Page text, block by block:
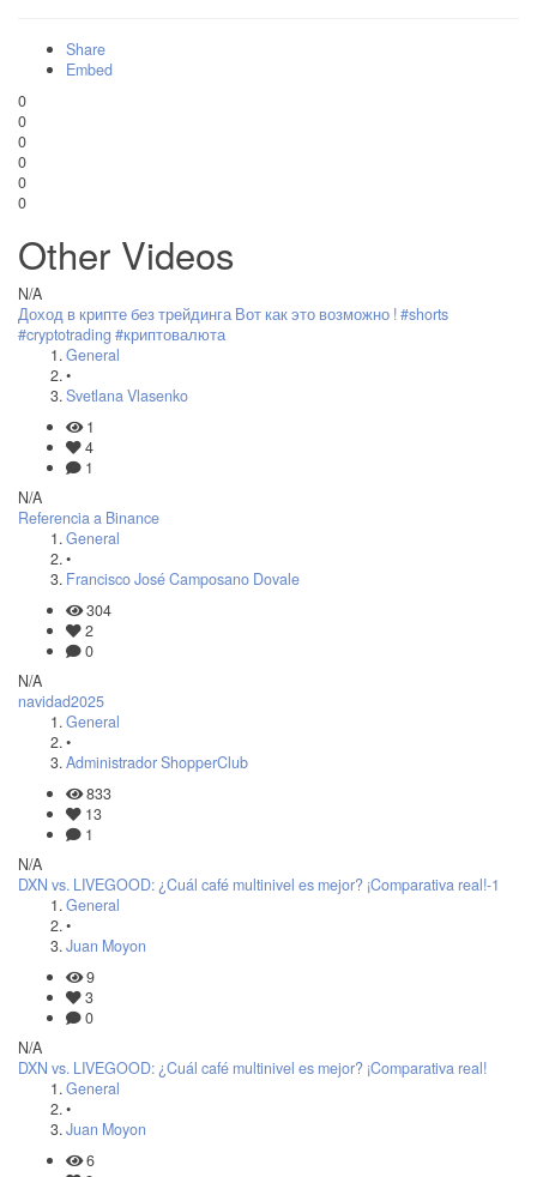
Share
Embed
0
0
0
0
0
0
Other Videos
N/A
Доход в крипте без трейдинга Вот как это возможно ! #shorts
#cryptotrading #криптовалюта
General
•
Svetlana Vlasenko
1
4
1
N/A
Referencia a Binance
General
•
Francisco José Camposano Dovale
304
2
0
N/A
navidad2025
General
•
Administrador ShopperClub
833
13
1
N/A
DXN vs. LIVEGOOD: ¿Cuál café multinivel es mejor? ¡Comparativa real!-1
General
•
Juan Moyon
9
3
0
N/A
DXN vs. LIVEGOOD: ¿Cuál café multinivel es mejor? ¡Comparativa real!
General
•
Juan Moyon
6